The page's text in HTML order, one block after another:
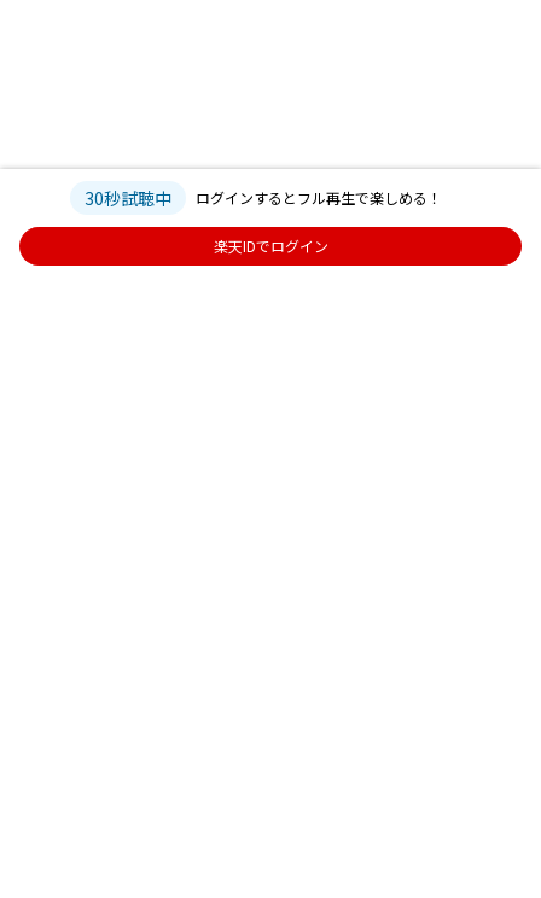
30秒試聴中 ログインするとフル再生で楽しめる！
楽天IDでログイン